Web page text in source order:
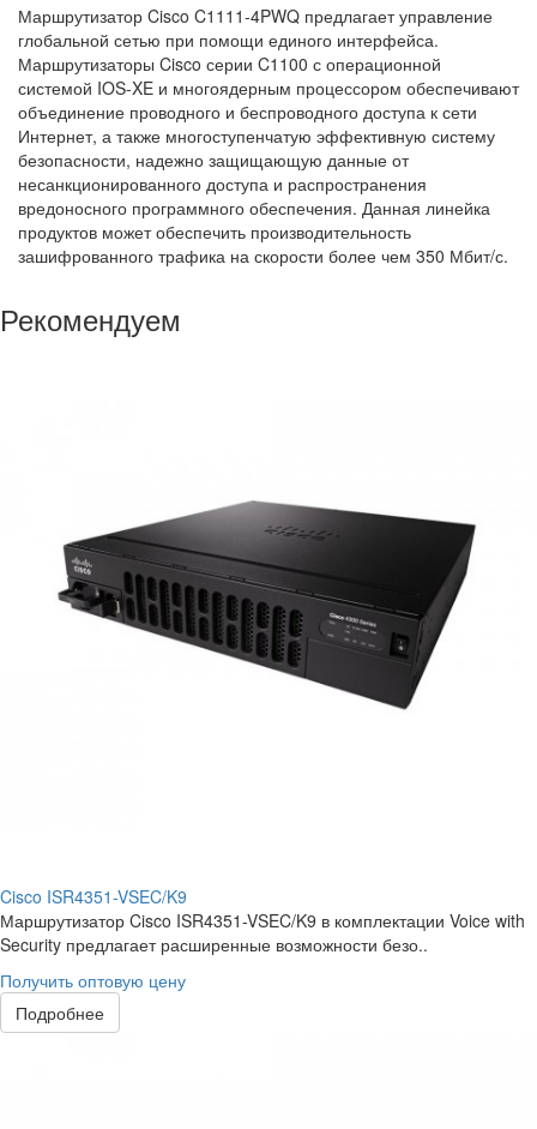
Маршрутизатор Cisco C1111-4PWQ предлагает управление
глобальной сетью при помощи единого интерфейса.
Маршрутизаторы Cisco серии C1100 с операционной
системой IOS-XE и многоядерным процессором обеспечивают
объединение проводного и беспроводного доступа к сети
Интернет, а также многоступенчатую эффективную систему
безопасности, надежно защищающую данные от
несанкционированного доступа и распространения
вредоносного программного обеспечения. Данная линейка
продуктов может обеспечить производительность
зашифрованного трафика на скорости более чем 350 Мбит/с.
Рекомендуем
Cisco ISR4351-VSEC/K9
Маршрутизатор Cisco ISR4351-VSEC/K9 в комплектации Voice with
Security предлагает расширенные возможности безо..
Получить оптовую цену
Подробнее